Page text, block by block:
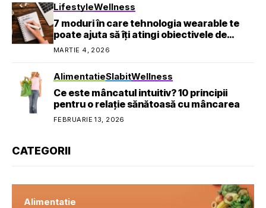
LifestyleWellness
7 moduri în care tehnologia wearable te
poate ajuta să îți atingi obiectivele de
sănătate
MARTIE 4, 2026
AlimentatieSlabitWellness
Ce este mâncatul intuitiv? 10 principii
pentru o relație sănătoasă cu mâncarea
FEBRUARIE 13, 2026
CATEGORII
Alimentatie